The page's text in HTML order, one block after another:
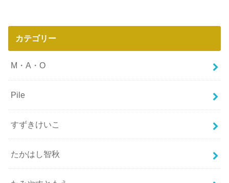
カテゴリー
M・A・O
Pile
すずきけいこ
たかはし智秋